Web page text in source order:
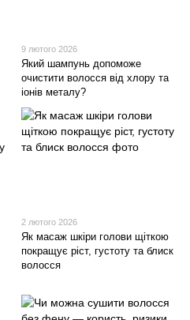
9 лютого 2026
Який шампунь допоможе
очистити волосся від хлору та
іонів металу?
2 лютого 2026
Як масаж шкіри голови щіткою
покращує ріст, густоту та блиск
волосся